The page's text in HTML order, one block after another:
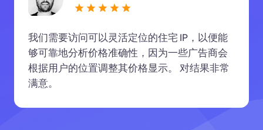
我们需要访问可以灵活定位的住宅 IP，以便能
够可靠地分析价格准确性，因为一些广告商会
根据用户的位置调整其价格显示。 对结果非常
满意。